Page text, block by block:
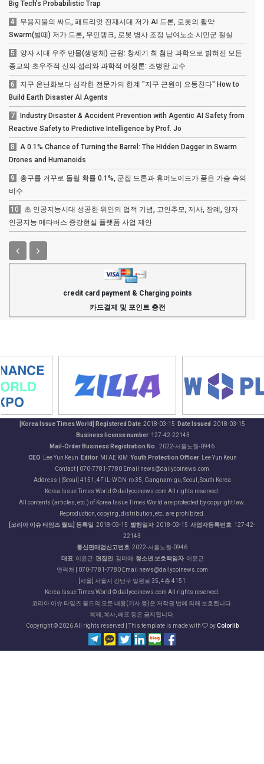
Big Tech’s Probabilistic Trap
4
무용지물의 싸드, 패트리엇 전재시대 저가 AI 드론, 로봇의 활약
Swarm(벌떼) 저가 드론, 무인탱크, 로봇 병사 조정 남여노소 시민군 절실
5
양자 시대 우주 만물(생명체) 근원: 창세기 최 첨단 과학으로 밝혀진 모든
종교의 초우주적 신의 섭리와 과학적 에정론: 조병완 교수
6
지구 온난화보다 심각한 전문가의 한계 "지구 근원이 요동친다" How to
Build Earth Disaster AI Agents
7
Industry Disaster & Accident Prevention with Agentic AI Safety from
Reactive Safety to Predictive Intelligence by Prof. Jo
8
A 0.1% Chance of Turning the Barrel: The Hidden Dagger in Swarm
Drones and Humanoids
9
총구를 거꾸로 돌릴 확률 0.1%, 군집 드론과 휴머노이드가 품은 가슴 속의
비수
10
초 인공지능시대 성공한 위인의 업적 기념, 고인추모, 제사, 장례, 양자
인공지능 메타버스 증강현실 플랫폼 사업 제안
credit card payment & Charging points
카드결제 및 포인트 충전
[Korea Issue Times World] Registered Date2018-03-15 Date Issued 2018-03-15
Business license number127-42-22143
Mail-Order Business Registration No.
2022-서울노원-0946
CEO Lee Yun Keun Editor MI AE KIM Youth Protection Officer Lee Yun Keun
Contact | 070-7781-7780 Email news@dailycoinews.com
Address | [Seoul] 4151, 4F IL-WON-ro 35, Gangnam-gu, Seoul, South Korea
Korea Issue Times World © dailycoinews.com All rights reserved.
All contents (articles, etc.) of Korea Issue Times World are protected by copyright law.
Reproduction, copying, distribution, etc. are prohibited.
[코리아 이슈 타임즈 월드] 등록일 2018-03-15 발행일자 2018-03-15 사업자등록번호 127-42-
22143
통신판매업신고번호 2022-서울노원-0946
대표 이윤근 편집인 김미애 청소년 보호책임자 이윤근
연락처 | 070-7781-7780 Email news@dailycoinews.com
[서울] 서울시 강남구 일원로 35, 4층 4151
Korea Issue Times World © dailycoinews.com All rights reserved.
코리아 이슈 타임즈 월드의 모든 내용(기사 등)은 저작권 법에 의해 보호됩니다.
복제, 복사, 배포 등은 금지됩니다.
Copyright ©2026 All rights reserved | This template is made with byColorlib